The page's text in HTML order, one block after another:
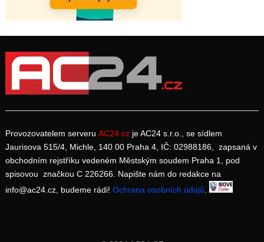
Provozovatelem serveru AC24.cz je AC24 s.r.o., se sídlem
Jaurisova 515/4, Michle, 140 00 Praha 4, IČ: 02988186, zapsaná v
obchodním rejstříku vedeném Městským soudem Praha 1, pod
spisovou značkou C 226266. Napište nám do redakce na
info@ac24.cz, budeme rádi! Ochrana osobních údajů.